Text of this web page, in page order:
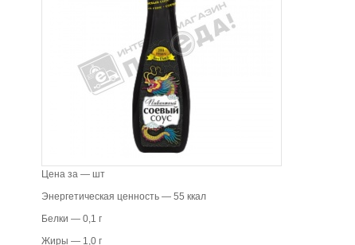
Цена за — шт
Энергетическая ценность — 55 ккал
Белки — 0,1 г
Жиры — 1,0 г